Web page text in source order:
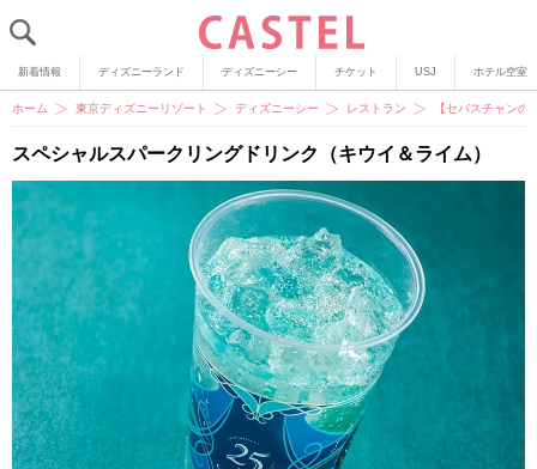
新着情報 ディズニーランド ディズニーシー チケット USJ ホテル空室
ホーム 東京ディズニーリゾート ディズニーシー レストラン 【セバスチャン
スペシャルスパークリングドリンク（キウイ＆ライム）